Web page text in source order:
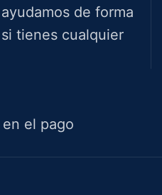
de forma
tienes cualquier
el pago